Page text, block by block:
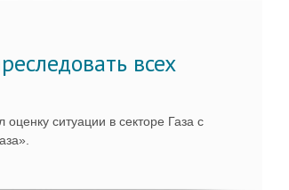
всех
ситуации в секторе Газа с